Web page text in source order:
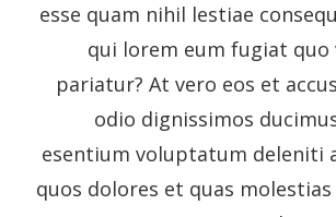
esse quam nihil lestiae
qui lorem eum fugiat quo
pariatur? At vero eos et
odio dignissimos
esentium voluptatum deleniti
quos dolores et quas